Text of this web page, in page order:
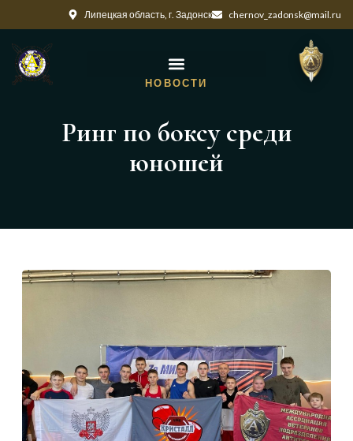
Липецкая область, г. Задонск chernov_zadonsk@mail.ru
НОВОСТИ
Ринг по боксу среди
юношей